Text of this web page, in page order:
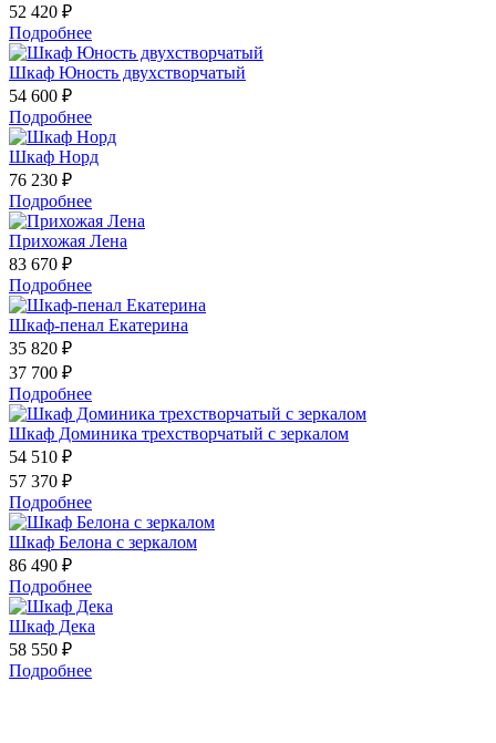
52 420 ₽
Подробнее
Шкаф Юность двухстворчатый
54 600 ₽
Подробнее
Шкаф Норд
76 230 ₽
Подробнее
Прихожая Лена
83 670 ₽
Подробнее
Шкаф-пенал Екатерина
35 820 ₽
37 700 ₽
Подробнее
Шкаф Доминика трехстворчатый с зеркалом
54 510 ₽
57 370 ₽
Подробнее
Шкаф Белона с зеркалом
86 490 ₽
Подробнее
Шкаф Дека
58 550 ₽
Подробнее